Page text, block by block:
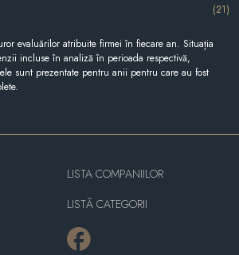
(21)
evaluărilor atribuite firmei în fiecare an. Situația
incluse în analiză în perioada respectivă,
sunt prezentate pentru anii pentru care au fost
LISTA COMPANIILOR
LISTĂ CATEGORII